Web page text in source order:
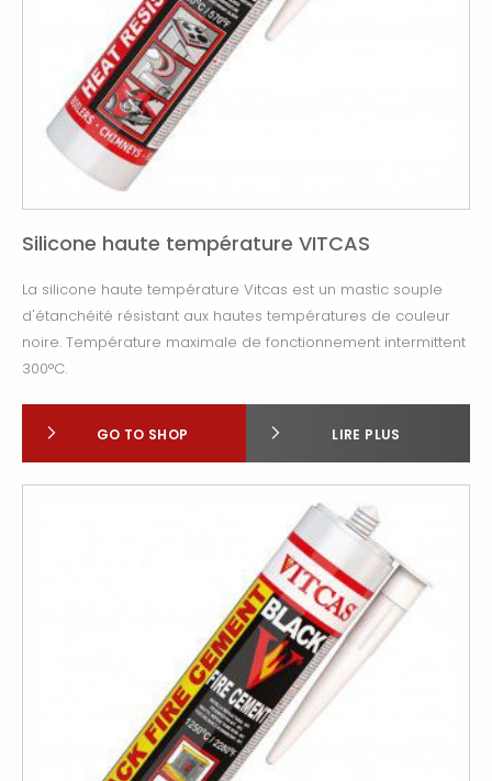
Silicone haute température VITCAS
La silicone haute température Vitcas est un mastic souple
d'étanchéité résistant aux hautes températures de couleur
noire. Température maximale de fonctionnement intermittent
300°C.
GO TO SHOP LIRE PLUS